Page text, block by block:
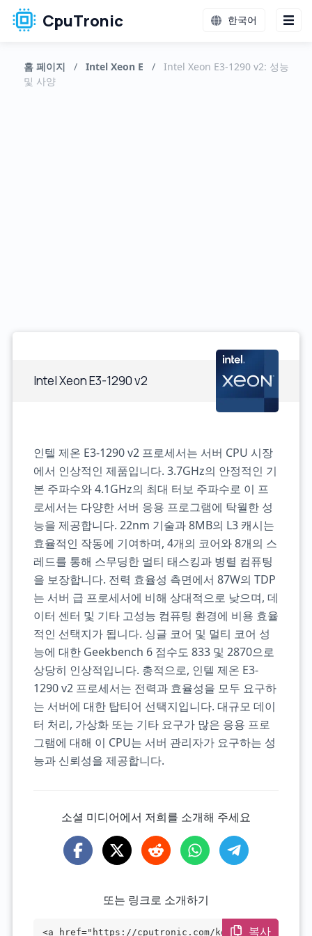
CpuTronic 한국어
홈 페이지 / Intel Xeon E /
Intel Xeon E3-1290 v2: 성능
및 사양
Intel Xeon E3-1290 v2
인텔 제온 E3-1290 v2 프로세서는 서버 CPU 시장
에서 인상적인 제품입니다. 3.7GHz의 안정적인 기
본 주파수와 4.1GHz의 최대 터보 주파수로 이 프
로세서는 다양한 서버 응용 프로그램에 탁월한 성
능을 제공합니다. 22nm 기술과 8MB의 L3 캐시는
효율적인 작동에 기여하며, 4개의 코어와 8개의 스
레드를 통해 스무딩한 멀티 태스킹과 병렬 컴퓨팅
을 보장합니다. 전력 효율성 측면에서 87W의 TDP
는 서버 급 프로세서에 비해 상대적으로 낮으며, 데
이터 센터 및 기타 고성능 컴퓨팅 환경에 비용 효율
적인 선택지가 됩니다. 싱글 코어 및 멀티 코어 성
능에 대한 Geekbench 6 점수도 833 및 2870으로
상당히 인상적입니다. 총적으로, 인텔 제온 E3-
1290 v2 프로세서는 전력과 효율성을 모두 요구하
는 서버에 대한 탑티어 선택지입니다. 대규모 데이
터 처리, 가상화 또는 기타 요구가 많은 응용 프로
그램에 대해 이 CPU는 서버 관리자가 요구하는 성
능과 신뢰성을 제공합니다.
소셜 미디어에서 저희를 소개해 주세요
또는 링크로 소개하기
<a href="https://cputronic.com/ko/cpu/in
복사